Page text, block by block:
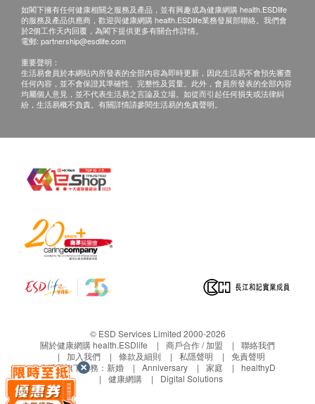
置於陰涼乾燥處，置於兒童及寵物無法觸及之處。
注意事項
只供外用。避免直接塗於寵物眼部或口部。如不慎接
觸人或寵物眼睛或口部，應立即用大量清水沖洗。如
沖洗後仍有不適，應立即就醫。對本產品成分敏感的
如閣下擁有任何健康相關之服務及產品，並有興趣成為健康網購 health.ESDlife
的服務及產品供應商，歡迎與健康網購 health.ESDlife業務發展部聯絡。我們會
於2個工作天內回覆，為閣下提供更多有關合作詳情。
電郵: partnership@esdlife.com
重要聲明：
生活易會員於本網站內所發表的全部內容為即時更新，因此生活易不會預先審查
任何內容，並不會保證其準確性、完整性及質量。此外，會員所發表的全部內容
均屬個人意見，並不代表生活易之言論及立場。如從而引起任何損失或法律糾
紛，生活易概不負責。有關詳情請參閱生活易的免責聲明。
© ESD Services Limited 2000-2026
關於健康網購 health.ESDlife
商戶合作 / 加盟
聯絡我們
加入我們
條款及細則 私隱聲明
免責聲明
生活易旗下業務： 新婚 Anniversary 家庭
healthyD
健康網購
Digital Solutions